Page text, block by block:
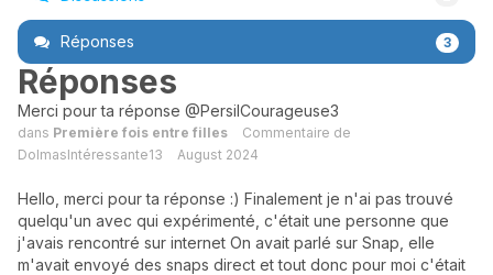
Réponses 3
Réponses
Merci pour ta réponse @PersilCourageuse3
dans Première fois entre filles
Commentaire de
DolmasIntéressante13
August 2024
Hello, merci pour ta réponse :) Finalement je n'ai pas trouvé
quelqu'un avec qui expérimenté, c'était une personne que
j'avais rencontré sur internet On avait parlé sur Snap, elle
m'avait envoyé des snaps direct et tout donc pour moi c'était